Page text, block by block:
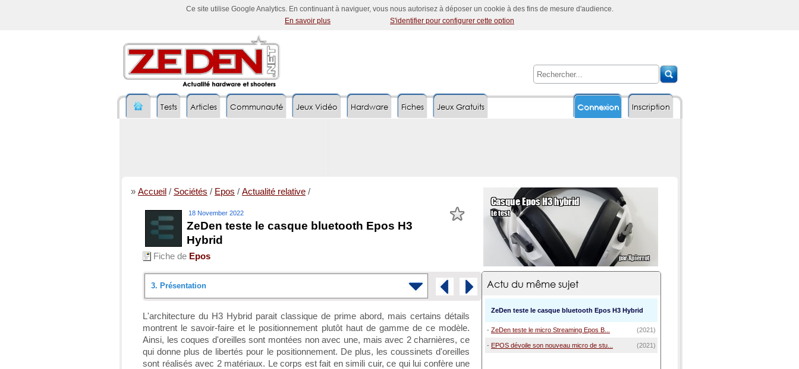
Ce site utilise Google Analytics. En continuant à naviguer, vous nous autorisez à déposer un cookie à des fins de mesure d'audience.
En savoir plus
S'identifier pour configurer cette option
Inscription
Tests Articles Communauté Jeux Vidéo Hardware Fiches Connexion
Jeux Gratuits
» Accueil / Sociétés / Epos / Actualité relative /
18 November 2022
ZeDen teste le casque bluetooth Epos H3
Hybrid
Fiche de Epos
3. Présentation
Déballage
Présentation
L'architecture du H3 Hybrid parait classique de prime abord, mais certains détails
montrent le savoir-faire et le positionnement plutôt haut de gamme de ce modèle.
Ainsi, les coques d'oreilles sont montées non avec une, mais avec 2 charnières, ce
qui donne plus de libertés pour le positionnement. De plus, les coussinets d'oreilles
sont réalisés avec 2 matériaux. Le corps est fait en simili cuir, ce qui lui confère une
Actu du même sujet
ZeDen teste le casque bluetooth Epos H3 Hybrid
- ZeDen teste le micro Streaming Epos B... (2021)
- EPOS dévoile son nouveau micro de stu... (2021)